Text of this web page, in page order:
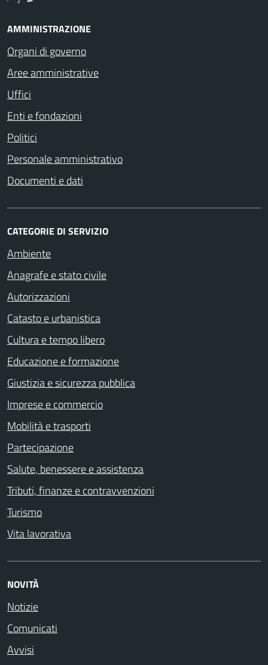
AMMINISTRAZIONE
Organi di governo
Aree amministrative
Uffici
Enti e fondazioni
Politici
Personale amministrativo
Documenti e dati
CATEGORIE DI SERVIZIO
Ambiente
Anagrafe e stato civile
Autorizzazioni
Catasto e urbanistica
Cultura e tempo libero
Educazione e formazione
Giustizia e sicurezza pubblica
Imprese e commercio
Mobilità e trasporti
Partecipazione
Salute, benessere e assistenza
Tributi, finanze e contravvenzioni
Turismo
Vita lavorativa
NOVITÀ
Notizie
Comunicati
Avvisi